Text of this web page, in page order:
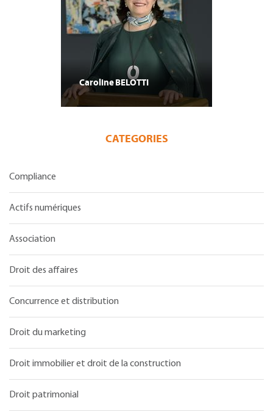
CarolineBELOTTI
CATEGORIES
Compliance
Actifs numériques
Association
Droit des affaires
Concurrence et distribution
Droit du marketing
Droit immobilier et droit de la construction
Droit patrimonial